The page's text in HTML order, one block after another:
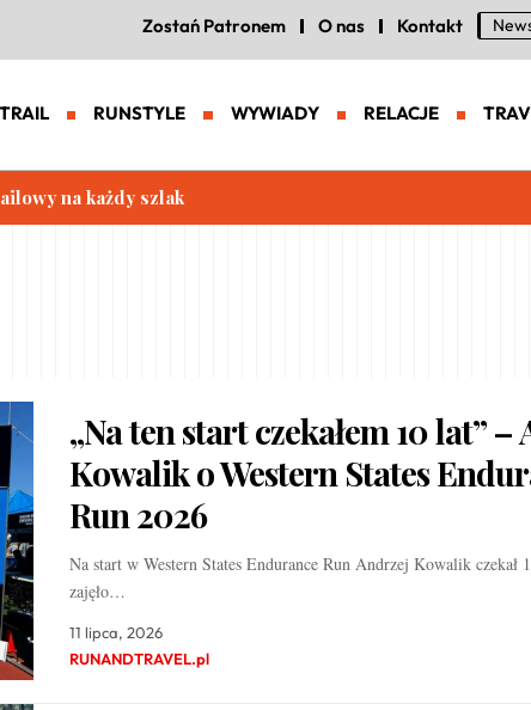
Zostań Patronem O nas Kontakt
TRAIL RUNSTYLE WYWIADY RELACJE
na każdy szlak
„Na ten start czekałem 10 lat” –
Kowalik o Western States
Run 2026
Na start w Western States Endurance Run Andrzej Kowalik czekał
zajęło…
11 lipca, 2026
RUNANDTRAVEL.pl